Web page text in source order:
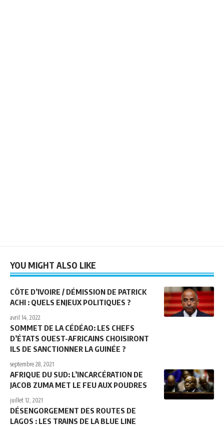
YOU MIGHT ALSO LIKE
CÔTE D’IVOIRE / DÉMISSION DE PATRICK
ACHI : QUELS ENJEUX POLITIQUES ?
avril 14, 2022
SOMMET DE LA CÉDÉAO: LES CHEFS
D’ÉTATS OUEST-AFRICAINS CHOISIRONT
ILS DE SANCTIONNER LA GUINÉE ?
septembre 28, 2021
AFRIQUE DU SUD: L’INCARCÉRATION DE
JACOB ZUMA MET LE FEU AUX POUDRES
juillet 12, 2021
DÉSENGORGEMENT DES ROUTES DE
LAGOS : LES TRAINS DE LA BLUE LINE